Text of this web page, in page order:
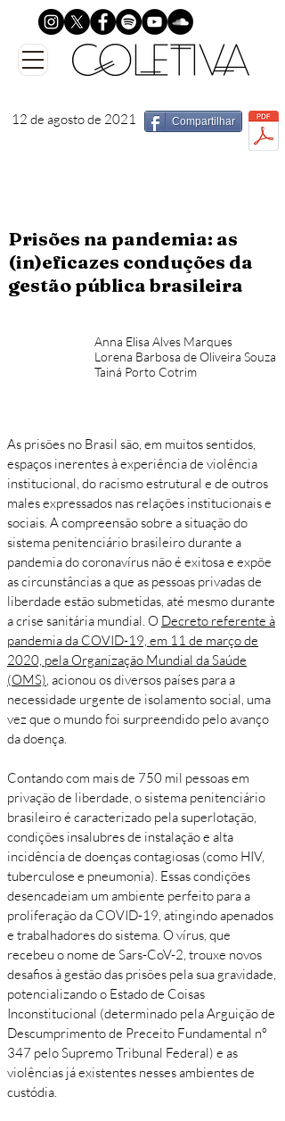
Compartilhar
12 de agosto de 2021
Prisões na pandemia: as
(in)eficazes conduções da
gestão pública brasileira
Anna Elisa Alves Marques
Lorena Barbosa de Oliveira Souza
Tainá Porto Cotrim
As prisões no Brasil são, em muitos sentidos,
espaços inerentes à experiência de violência
institucional, do racismo estrutural e de outros
males expressados nas relações institucionais e
sociais. A compreensão sobre a situação do
sistema penitenciário brasileiro durante a
pandemia do coronavírus não é exitosa e expõe
as circunstâncias a que as pessoas privadas de
liberdade estão submetidas, até mesmo durante
a crise sanitária mundial. O Decreto referente à
pandemia da COVID-19, em 11 de março de
2020, pela Organização Mundial da Saúde
(OMS), acionou os diversos países para a
necessidade urgente de isolamento social, uma
vez que o mundo foi surpreendido pelo avanço
da doença.
Contando com mais de 750 mil pessoas em
privação de liberdade, o sistema penitenciário
brasileiro é caracterizado pela superlotação,
condições insalubres de instalação e alta
incidência de doenças contagiosas (como HIV,
tuberculose e pneumonia). Essas condições
desencadeiam um ambiente perfeito para a
proliferação da COVID-19, atingindo apenados
e trabalhadores do sistema. O vírus, que
recebeu o nome de Sars-CoV-2, trouxe novos
desafios à gestão das prisões pela sua gravidade,
potencializando o Estado de Coisas
Inconstitucional (determinado pela Arguição de
Descumprimento de Preceito Fundamental nº
347 pelo Supremo Tribunal Federal) e as
violências já existentes nesses ambientes de
custódia.